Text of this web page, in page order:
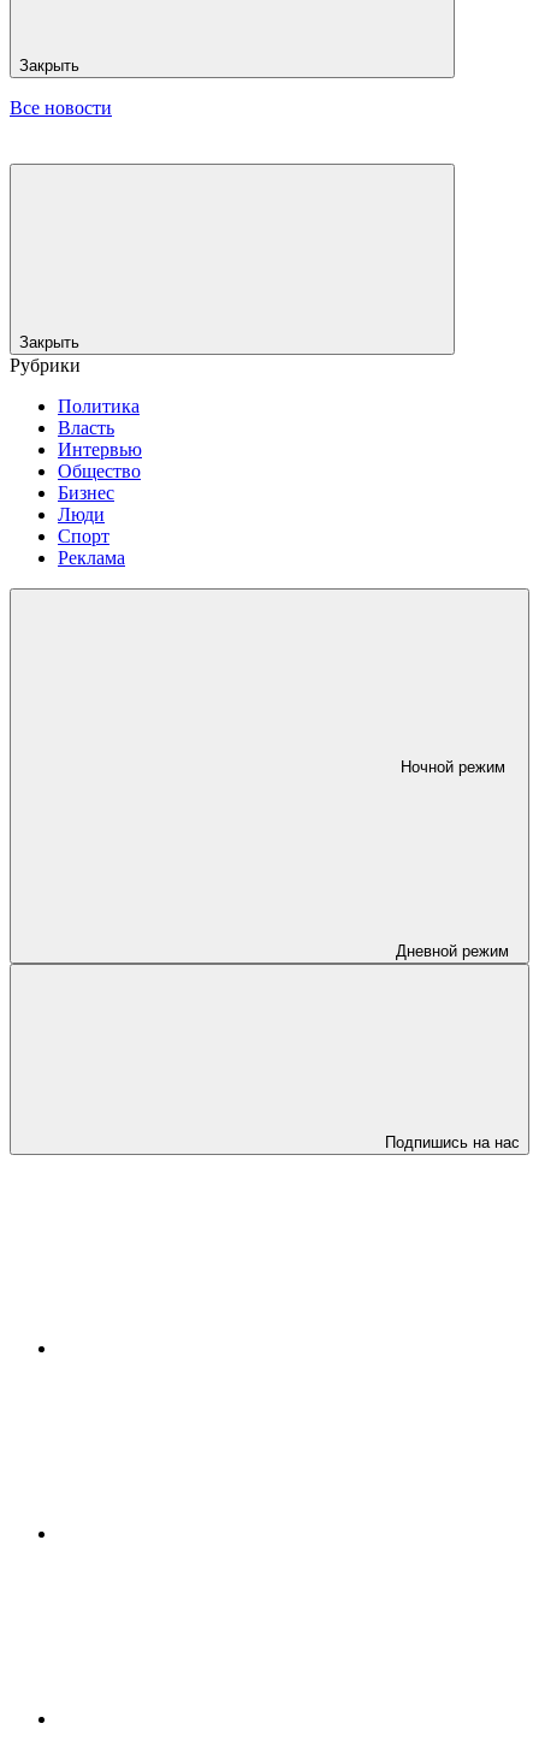
Закрыть
Все новости
Закрыть
Рубрики
Политика
Власть
Интервью
Общество
Бизнес
Люди
Спорт
Реклама
Ночной режим
Дневной режим
Подпишись на нас